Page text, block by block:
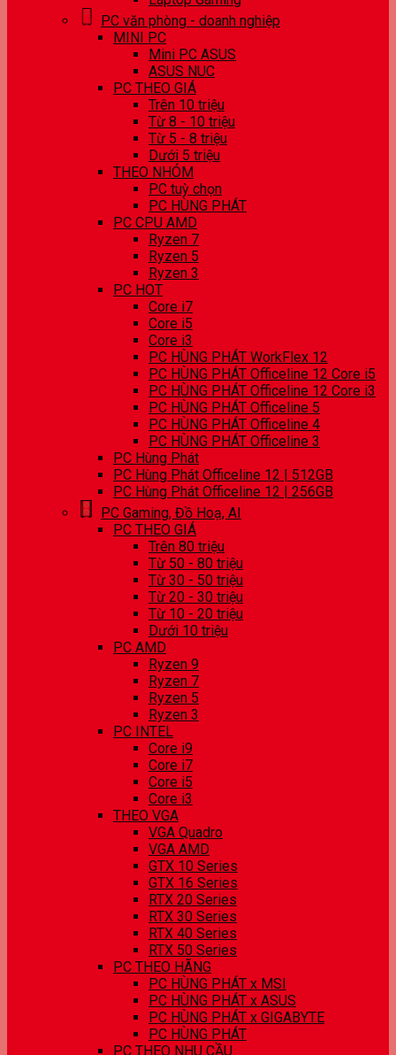
PC văn phòng - doanh nghiệp
MINI PC
Mini PC ASUS
ASUS NUC
PC THEO GIÁ
Trên 10 triệu
Từ 8 - 10 triệu
Từ 5 - 8 triệu
Dưới 5 triệu
THEO NHÓM
PC tuỳ chọn
PC HÙNG PHÁT
PC CPU AMD
Ryzen 7
Ryzen 5
Ryzen 3
PC HOT
Core i7
Core i5
Core i3
PC HÙNG PHÁT WorkFlex 12
PC HÙNG PHÁT Officeline 12 Core i5
PC HÙNG PHÁT Officeline 12 Core i3
PC HÙNG PHÁT Officeline 5
PC HÙNG PHÁT Officeline 4
PC HÙNG PHÁT Officeline 3
PC Hùng Phát
PC Hùng Phát Officeline 12 | 512GB
PC Hùng Phát Officeline 12 | 256GB
PC Gaming, Đồ Hoạ, AI
PC THEO GIÁ
Trên 80 triệu
Từ 50 - 80 triệu
Từ 30 - 50 triệu
Từ 20 - 30 triệu
Từ 10 - 20 triệu
Dưới 10 triệu
PC AMD
Ryzen 9
Ryzen 7
Ryzen 5
Ryzen 3
PC INTEL
Core i9
Core i7
Core i5
Core i3
THEO VGA
VGA Quadro
VGA AMD
GTX 10 Series
GTX 16 Series
RTX 20 Series
RTX 30 Series
RTX 40 Series
RTX 50 Series
PC THEO HÃNG
PC HÙNG PHÁT x MSI
PC HÙNG PHÁT x ASUS
PC HÙNG PHÁT x GIGABYTE
PC HÙNG PHÁT
PC THEO NHU CẦU